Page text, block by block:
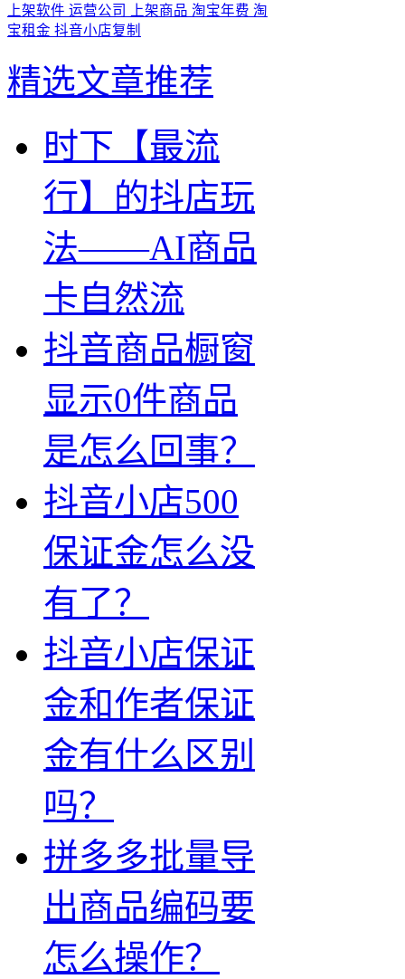
上架软件 运营公司 上架商品 淘宝年费 淘
宝租金 抖音小店复制
精选文章推荐
时下【最流
行】的抖店玩
法——AI商品
卡自然流
抖音商品橱窗
显示0件商品
是怎么回事？
抖音小店500
保证金怎么没
有了？
抖音小店保证
金和作者保证
金有什么区别
吗？
拼多多批量导
出商品编码要
怎么操作？